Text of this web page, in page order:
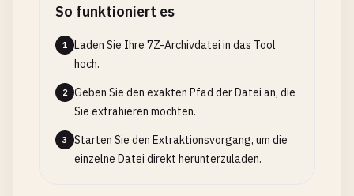
So funktioniert es
1
Laden Sie Ihre 7Z-Archivdatei in das Tool
hoch.
2
Geben Sie den exakten Pfad der Datei an, die
Sie extrahieren möchten.
3
Starten Sie den Extraktionsvorgang, um die
einzelne Datei direkt herunterzuladen.